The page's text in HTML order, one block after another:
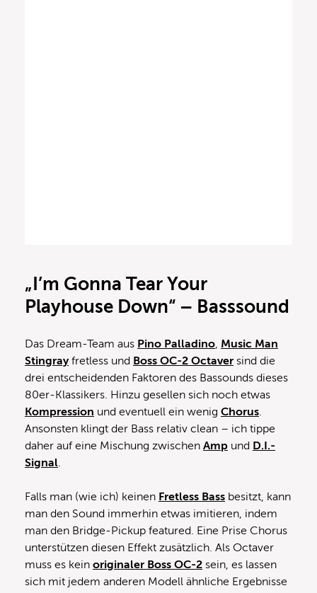
„I’m Gonna Tear Your
Playhouse Down“ – Basssound
Das Dream-Team aus Pino Palladino, Music Man
Stingrayfretless und Boss OC-2 Octaver sind die
drei entscheidenden Faktoren des Bassounds dieses
80er-Klassikers. Hinzu gesellen sich noch etwas
Kompression und eventuell ein wenig Chorus.
Ansonsten klingt der Bass relativ clean – ich tippe
daher auf eine Mischung zwischen Amp und D.I.-
Signal.
Falls man (wie ich) keinen Fretless Bass besitzt, kann
man den Sound immerhin etwas imitieren, indem
man den Bridge-Pickup featured. Eine Prise Chorus
unterstützen diesen Effekt zusätzlich. Als Octaver
muss es kein originaler Boss OC-2 sein, es lassen
sich mit jedem anderen Modell ähnliche Ergebnisse